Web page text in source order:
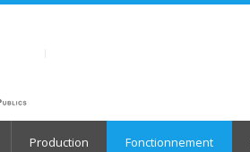
Production Fonctionnement